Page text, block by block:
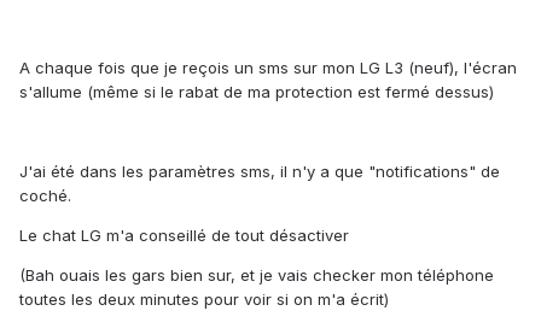
A chaque fois que je reçois un sms sur mon LG L3 (neuf), l'écran
s'allume (même si le rabat de ma protection est fermé dessus)
J'ai été dans les paramètres sms, il n'y a que "notifications" de
coché.
Le chat LG m'a conseillé de tout désactiver
(Bah ouais les gars bien sur, et je vais checker mon téléphone
toutes les deux minutes pour voir si on m'a écrit)